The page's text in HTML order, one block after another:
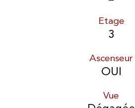
Etage
3
Ascenseur
OUI
Vue